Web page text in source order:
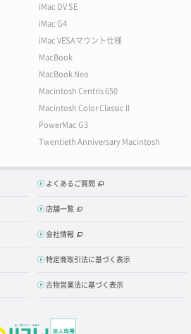
iMac DV SE
iMac G4
iMac VESAマウント仕様
MacBook
MacBook Neo
Macintosh Centris 650
Macintosh Color Classic II
PowerMac G3
Twentieth Anniversary Macintosh
よくあるご質問
店舗一覧
会社情報
特定商取引法に基づく表示
古物営業法に基づく表示